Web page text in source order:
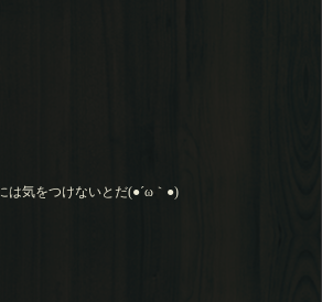
は気をつけないとだ(●´ω｀●)